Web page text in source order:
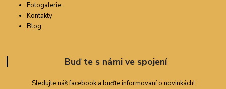
Fotogalerie
Kontakty
Blog
Buď te s námi ve spojení
Sledujte náš facebook a buďte informovaní o novinkách!